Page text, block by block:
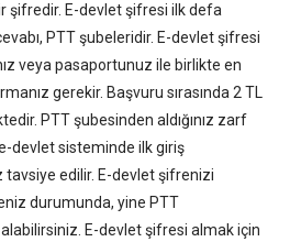
şifredir. E-devlet şifresi ilk defa
PTT şubeleridir. E-devlet şifresi
veya pasaportunuz ile birlikte en
gerekir. Başvuru sırasında 2 TL
PTT şubesinden aldığınız zarf
devlet sisteminde ilk giriş
tavsiye edilir. E-devlet şifrenizi
durumunda, yine PTT
E-devlet şifresi almak için